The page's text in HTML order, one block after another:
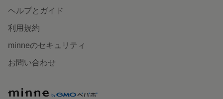
ヘルプとガイド
利用規約
minneのセキュリティ
お問い合わせ